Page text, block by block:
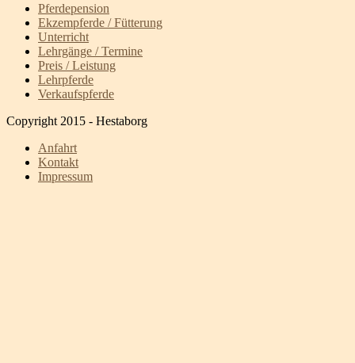
Pferdepension
Ekzempferde / Fütterung
Unterricht
Lehrgänge / Termine
Preis / Leistung
Lehrpferde
Verkaufspferde
Copyright 2015 - Hestaborg
Anfahrt
Kontakt
Impressum